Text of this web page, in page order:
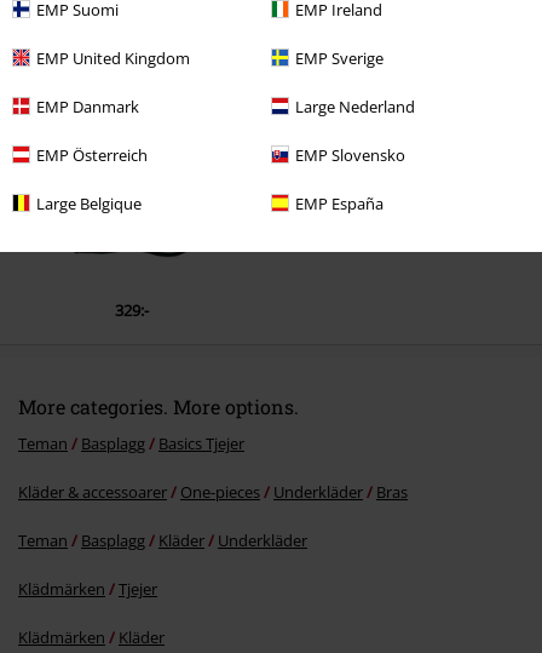
EMP Suomi EMP Ireland
EMP United Kingdom EMP Sverige
EMP Danmark Large Nederland
EMP Österreich EMP Slovensko
Large Belgique EMP España
329:-
More categories. More options.
Teman Basplagg Basics Tjejer
Kläder & accessoarer One-pieces Underkläder Bras
Teman Basplagg Kläder Underkläder
Klädmärken Tjejer
Klädmärken Kläder